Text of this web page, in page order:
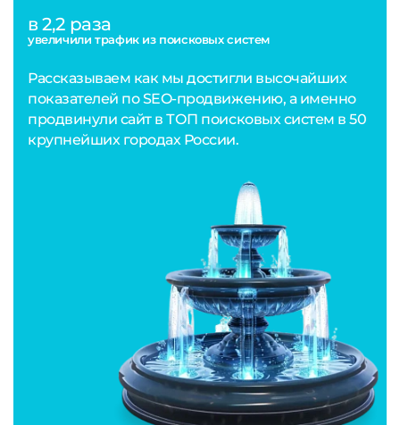
в 2,2 раза
увеличили трафик из поисковых систем
Рассказываем как мы достигли высочайших
показателей по SEO-продвижению, а именно
продвинули сайт в ТОП поисковых систем в 50
крупнейших городах России.